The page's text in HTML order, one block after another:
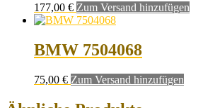
177,00 € Zum Versand hinzufügen
BMW 7504068
75,00 € Zum Versand hinzufügen